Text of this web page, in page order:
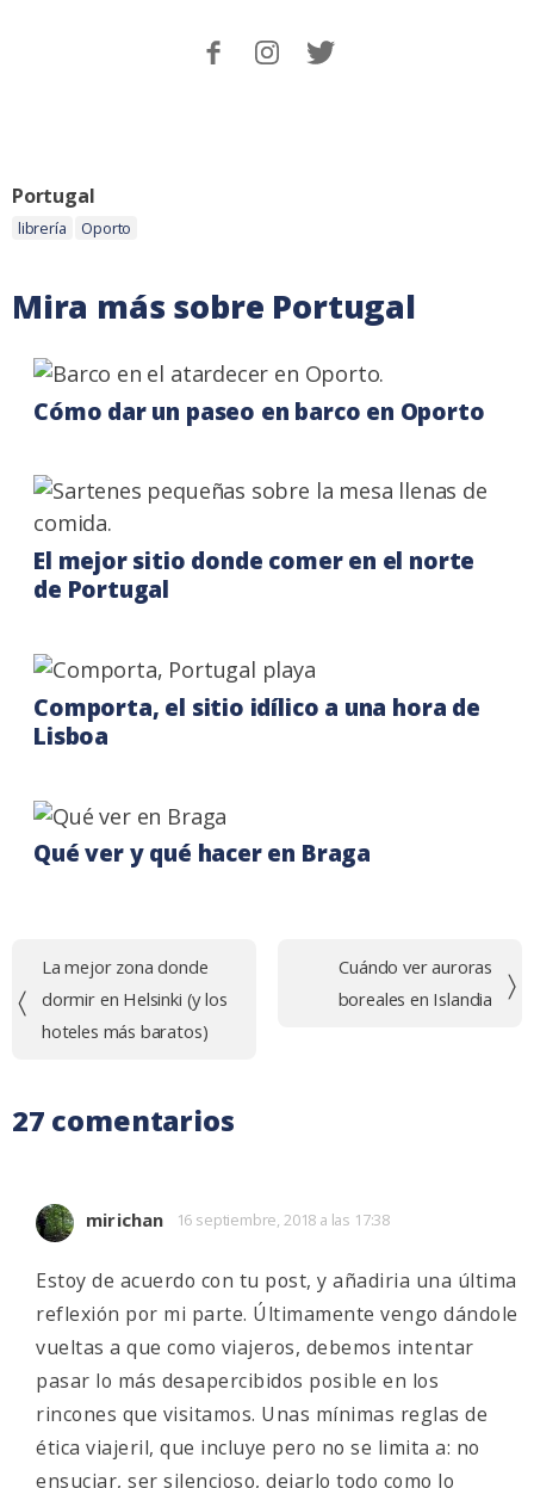
SiguemeFollowFollow
Categoria:
Portugal
Etiquetas:
librería Oporto
Mira más sobre Portugal
Cómo dar un paseo en barco en Oporto
El mejor sitio donde comer en el norte
de Portugal
Comporta, el sitio idílico a una hora de
Lisboa
Qué ver y qué hacer en Braga
Navegación
de
entradas
La mejor zona donde
dormir en Helsinki (y los
hoteles más baratos)
Cuándo ver auroras
boreales en Islandia
27 comentarios
mirichan 16 septiembre, 2018 a las 17:38
Estoy de acuerdo con tu post, y añadiria una última
reflexión por mi parte. Últimamente vengo dándole
vueltas a que como viajeros, debemos intentar
pasar lo más desapercibidos posible en los
rincones que visitamos. Unas mínimas reglas de
ética viajeril, que incluye pero no se limita a: no
ensuciar, ser silencioso, dejarlo todo como lo